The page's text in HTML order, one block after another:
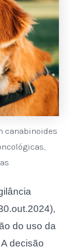
canabinoides
do uso da
decisão